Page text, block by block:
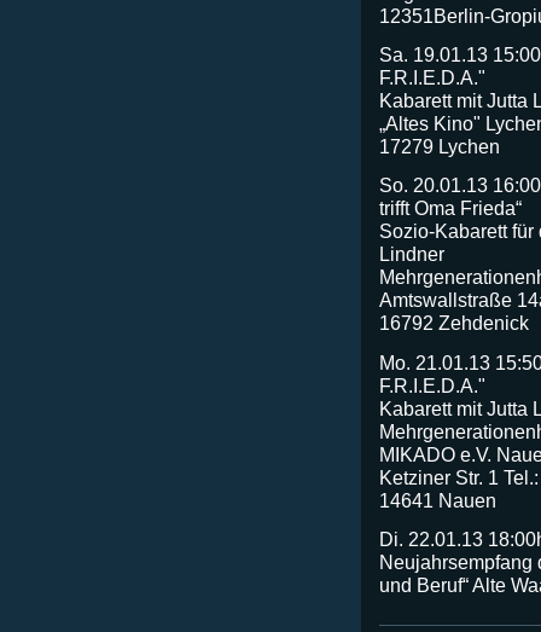
12351Berlin-
Sa. 19.01.13
F.R.I.E.D.A."
Kabarett mit Jutta
„Altes Kino"
17279 Lychen
So. 20.01.13
trifft Oma Frieda“
Sozio-Kabarett
Lindner
Amtswallstraße
16792 Zehdenick
Mo. 21.01.13
F.R.I.E.D.A."
Kabarett mit Jutta
MIKADO e.V.
Ketziner Str. 1
14641 Nauen
Di. 22.01.13
Neujahrsempfang
und Beruf“ Alte